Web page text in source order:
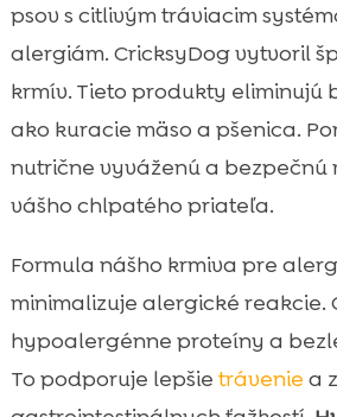
psov s citlivým tráviacim
alergiám. CricksyDog vytvoril
krmív. Tieto produkty eliminujú
ako kuracie mäso a pšenica.
nutrične vyváženú a bezpečnú
vášho chlpatého priateľa.
Formula nášho krmiva pre
minimalizuje alergické reakcie.
hypoalergénne proteíny a
To podporuje lepšie trávenie a